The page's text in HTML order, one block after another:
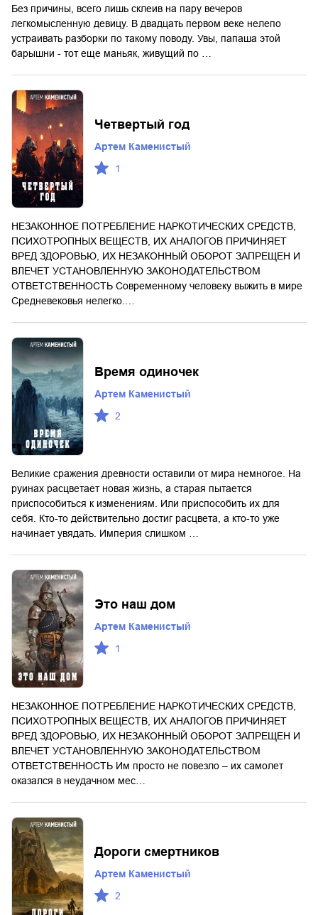
Без причины, всего лишь склеив на пару вечеров
легкомысленную девицу. В двадцать первом веке нелепо
устраивать разборки по такому поводу. Увы, папаша этой
барышни - тот еще маньяк, живущий по …
Четвертый год
Артем Каменистый
1
НЕЗАКОННОЕ ПОТРЕБЛЕНИЕ НАРКОТИЧЕСКИХ СРЕДСТВ,
ПСИХОТРОПНЫХ ВЕЩЕСТВ, ИХ АНАЛОГОВ ПРИЧИНЯЕТ
ВРЕД ЗДОРОВЬЮ, ИХ НЕЗАКОННЫЙ ОБОРОТ ЗАПРЕЩЕН И
ВЛЕЧЕТ УСТАНОВЛЕННУЮ ЗАКОНОДАТЕЛЬСТВОМ
ОТВЕТСТВЕННОСТЬ Современному человеку выжить в мире
Средневековья нелегко.…
Время одиночек
Артем Каменистый
2
Великие сражения древности оставили от мира немногое. На
руинах расцветает новая жизнь, а старая пытается
приспособиться к изменениям. Или приспособить их для
себя. Кто-то действительно достиг расцвета, а кто-то уже
начинает увядать. Империя слишком …
Это наш дом
Артем Каменистый
1
НЕЗАКОННОЕ ПОТРЕБЛЕНИЕ НАРКОТИЧЕСКИХ СРЕДСТВ,
ПСИХОТРОПНЫХ ВЕЩЕСТВ, ИХ АНАЛОГОВ ПРИЧИНЯЕТ
ВРЕД ЗДОРОВЬЮ, ИХ НЕЗАКОННЫЙ ОБОРОТ ЗАПРЕЩЕН И
ВЛЕЧЕТ УСТАНОВЛЕННУЮ ЗАКОНОДАТЕЛЬСТВОМ
ОТВЕТСТВЕННОСТЬ Им просто не повезло – их самолет
оказался в неудачном мес…
Дороги смертников
Артем Каменистый
2